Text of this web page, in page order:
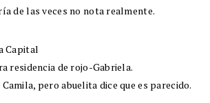
de las veces no nota realmente.
Capital
residencia de rojo-Gabriela.
pero abuelita dice que es parecido.